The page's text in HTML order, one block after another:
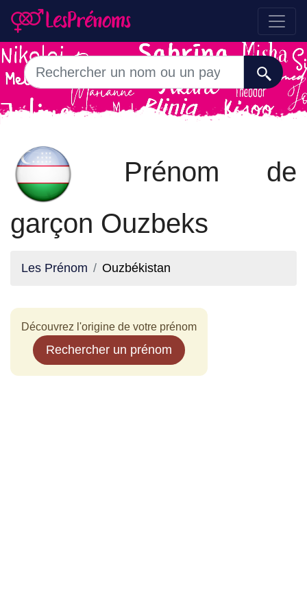
Prénom de
garçon Ouzbeks
Les Prénom Ouzbékistan
Découvrez l'origine de votre prénom
Rechercher un prénom